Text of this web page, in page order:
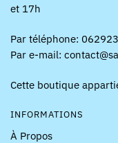
et 17h
Par téléphone:
Par e-mail:
Cette boutique
INFORMATIONS
À Propos